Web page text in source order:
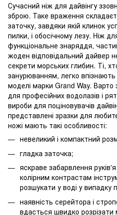
Сучасний ніж для дайвінгу
зброю. Таке враження
заточку, завдяки якій клинок
пилки, і обосічному лезу. Ніж
функціональне знаряддя,
жоден відповідальний дайвер
секрети морських глибин. Ті,
занурюванням, легко впізнають
моделі марки Grand Way.
для професійних водолазів і
вироби для поціновувачів
представлені зразки для
ножі мають такі особливості:
невеликий і компактний
гладка заточка;
яскраве забарвлення
колірним контрастам
розшукати у воді у випадку
наявність серейтора і
вдасться швидко розрізати